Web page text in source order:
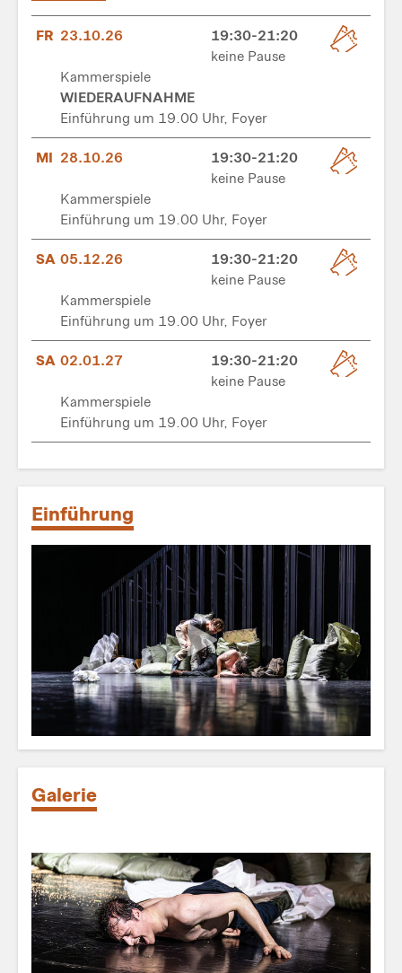
FR 23.10.26
19:30-21:20
keine Pause
Kammerspiele
WIEDERAUFNAHME
Einführung um 19.00 Uhr, Foyer
MI 28.10.26
19:30-21:20
keine Pause
Kammerspiele
Einführung um 19.00 Uhr, Foyer
SA 05.12.26
19:30-21:20
keine Pause
Kammerspiele
Einführung um 19.00 Uhr, Foyer
SA 02.01.27
19:30-21:20
keine Pause
Kammerspiele
Einführung um 19.00 Uhr, Foyer
Einführung
Galerie